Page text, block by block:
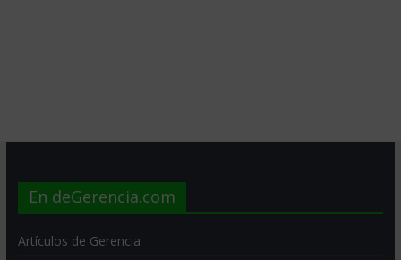
En deGerencia.com
Artículos de Gerencia